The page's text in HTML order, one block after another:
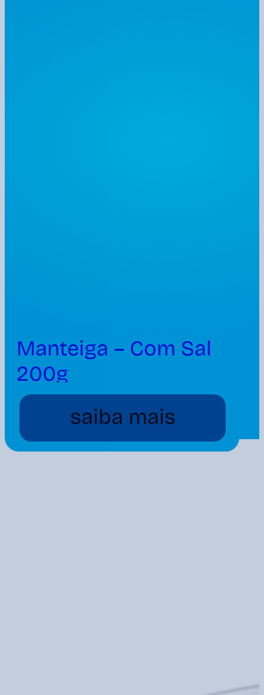
Manteiga – Com Sal
200g
saiba mais